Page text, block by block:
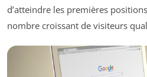
d’atteindre les premières
nombre croissant de visiteurs